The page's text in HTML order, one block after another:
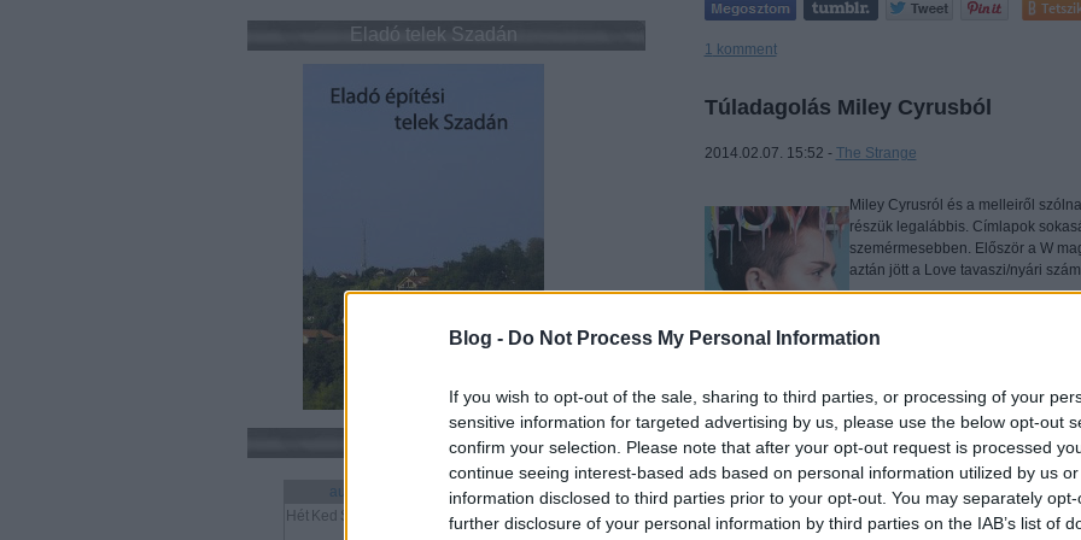
Blog - Do Not Process My Personal Information
If you wish to opt-out of the sale, sharing to third parties, or processing of your
sensitive information for targeted advertising by us, please use the below opt-out
confirm your selection. Please note that after your opt-out request is processed
continue seeing interest-based ads based on personal information utilized by us
information disclosed to third parties prior to your opt-out. You may separately
further disclosure of your personal information by third parties on the IAB’s list of
Eladó telek Szadán
Naptár
augusztus 2026
Hét Ked Sze SzoVas
1 komment
Túladagolás Miley Cyrusból
2014.02.07. 15:52 - The Strange
Miley Cyrusról és a melleiről
részük legalábbis. Címlapok
szemérmesebben. Először a W
aztán jött a Love tavaszi/nyári
Tetszik
komment